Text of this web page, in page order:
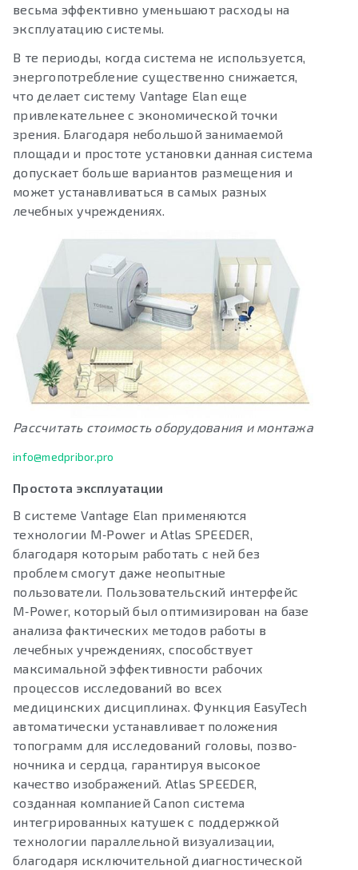
весьма эффективно уменьшают расходы на
эксплуатацию системы.
В те периоды, когда система не используется,
энергопотребление существенно снижается,
что делает систему Vantage Elan еще
привлекательнее с экономической точки
зрения. Благодаря небольшой занимаемой
площади и простоте установки данная система
допускает больше вариантов размещения и
может устанавливаться в самых разных
лечебных учреждениях.
Рассчитать стоимость оборудования и монтажа
info@medpribor.pro
Простота эксплуатации
В системе Vantage Elan применяются
технологии M‑Power и Atlas SPEEDER,
благодаря которым работать с ней без
проблем смогут даже неопытные
пользователи. Пользовательский интерфейс
M‑Power, который был оптимизирован на базе
анализа фактических методов работы в
лечебных учреждениях, способствует
максимальной эффективности рабочих
процессов исследований во всех
медицинских дисциплинах. Функция EasyTech
автоматически устанавливает положения
топограмм для исследований головы, позво‑
ночника и сердца, гарантируя высокое
качество изображений. Atlas SPEEDER,
созданная компанией Canon система
интегрированных катушек с поддержкой
технологии параллельной визуализации,
благодаря исключительной диагностической